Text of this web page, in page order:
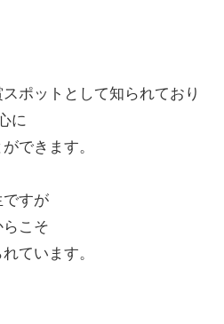
ポットとして知られており
に
できます。
ですが
こそ
ています。